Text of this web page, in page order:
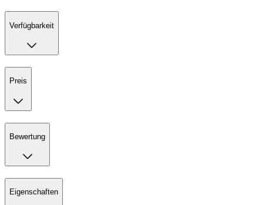
Verfügbarkeit
Preis
Bewertung
Eigenschaften